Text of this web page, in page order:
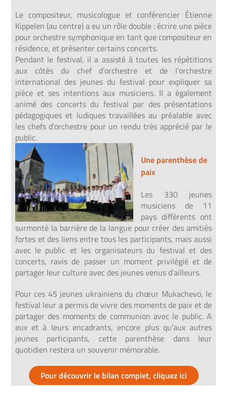
Le compositeur, musicologue et conférencier Étienne
Kippelen (au centre) a eu un rôle double : écrire une pièce
pour orchestre symphonique en tant que compositeur en
résidence, et présenter certains concerts.
Pendant le festival, il a assisté à toutes les répétitions
aux côtés du chef d’orchestre et de l’orchestre
international des jeunes du festival pour expliquer sa
pièce et ses intentions aux musiciens. Il a également
animé des concerts du festival par des présentations
pédagogiques et ludiques travaillées au préalable avec
les chefs d’orchestre pour un rendu très apprécié par le
public.
Une parenthèse de
paix
Les 330 jeunes
musiciens de 11
pays différents ont
surmonté la barrière de la langue pour créer des amitiés
fortes et des liens entre tous les participants, mais aussi
avec le public et les organisateurs du festival et des
concerts, ravis de passer un moment privilégié et de
partager leur culture avec des jeunes venus d’ailleurs.
Pour ces 45 jeunes ukrainiens du chœur Mukachevo, le
festival leur a permis de vivre des moments de paix et de
partager des moments de communion avec le public.A
eux et à leurs encadrants, encore plus qu’aux autres
jeunes participants, cette parenthèse dans leur
quotidien restera un souvenir mémorable.
Pour découvrir le bilan complet, cliquez ici